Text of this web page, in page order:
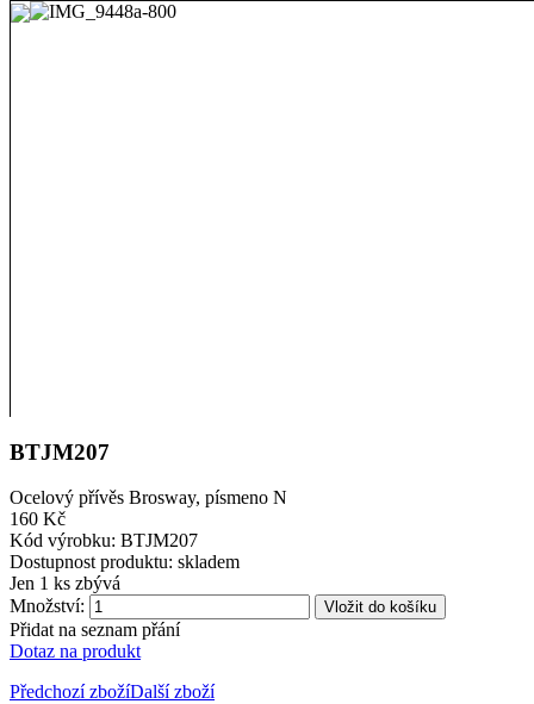
BTJM207
Ocelový přívěs Brosway, písmeno N
160 Kč
Kód výrobku: BTJM207
Dostupnost produktu: skladem
Jen 1 ks zbývá
Množství:
Vložit do košíku
Přidat na seznam přání
Dotaz na produkt
Předchozí zbožíDalší zboží